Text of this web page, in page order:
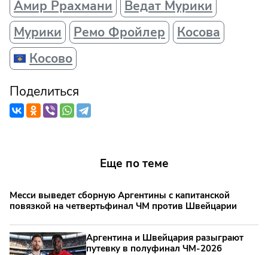
Амир Ррахмани
Ведат Мурики
Мурики
Ремо Фройлер
Косова
Косово
Поделиться
Еще по теме
Месси выведет сборную Аргентины с капитанской
повязкой на четвертьфинал ЧМ против Швейцарии
Аргентина и Швейцария разыграют
путевку в полуфинал ЧМ-2026